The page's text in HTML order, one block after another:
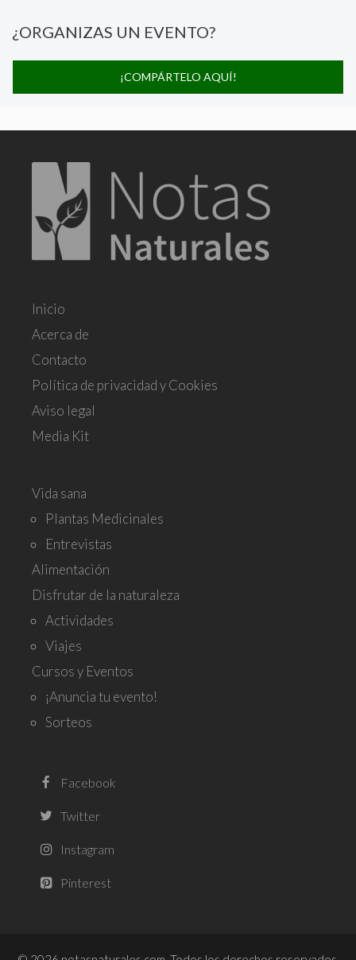
¿ORGANIZAS UN EVENTO?
¡COMPÁRTELO AQUÍ!
Inicio
Acerca de
Contacto
Política de privacidad y Cookies
Aviso legal
Media Kit
Vida sana
Plantas Medicinales
Entrevistas
Alimentación
Disfrutar de la naturaleza
Actividades
Viajes
Cursos y Eventos
¡Anuncia tu evento!
Sorteos